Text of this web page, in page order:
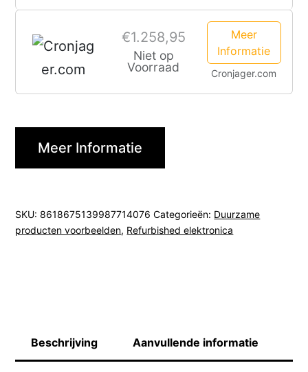
€1.258,95
Niet op
Voorraad
Meer
Informatie
Cronjager.com
Meer Informatie
SKU:8618675139987714076 Categorieën: Duurzame
producten voorbeelden, Refurbished elektronica
Beschrijving Aanvullende informatie